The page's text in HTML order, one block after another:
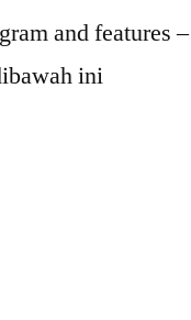
and features –
ini